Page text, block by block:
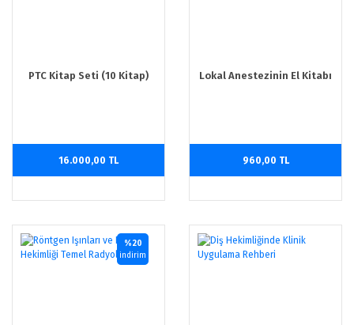
PTC Kitap Seti (10 Kitap)
16.000,00 TL
Lokal Anestezinin El Kitabı
960,00 TL
%20
indirim